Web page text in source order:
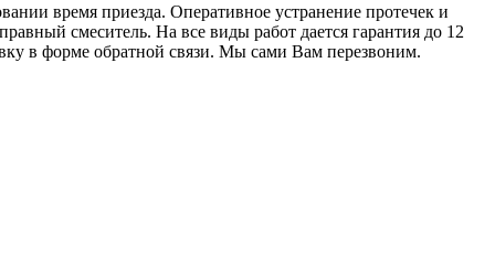
время приезда. Оперативное устранение протечек и
смеситель. На все виды работ дается гарантия до 12
в форме обратной связи. Мы сами Вам перезвоним.